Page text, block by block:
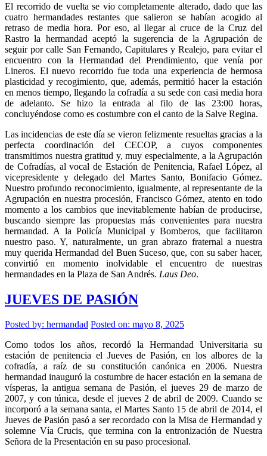
El recorrido de vuelta se vio completamente alterado, dado que las
cuatro hermandades restantes que salieron se habían acogido al
retraso de media hora. Por eso, al llegar al cruce de la Cruz del
Rastro la hermandad aceptó la sugerencia de la Agrupación de
seguir por calle San Fernando, Capitulares y Realejo, para evitar el
encuentro con la Hermandad del Prendimiento, que venía por
Lineros. El nuevo recorrido fue toda una experiencia de hermosa
plasticidad y recogimiento, que, además, permitió hacer la estación
en menos tiempo, llegando la cofradía a su sede con casi media hora
de adelanto. Se hizo la entrada al filo de las 23:00 horas,
concluyéndose como es costumbre con el canto de la Salve Regina.
Las incidencias de este día se vieron felizmente resueltas gracias a la
perfecta coordinación del CECOP, a cuyos componentes
transmitimos nuestra gratitud y, muy especialmente, a la Agrupación
de Cofradías, al vocal de Estación de Penitencia, Rafael López, al
vicepresidente y delegado del Martes Santo, Bonifacio Gómez.
Nuestro profundo reconocimiento, igualmente, al representante de la
Agrupación en nuestra procesión, Francisco Gómez, atento en todo
momento a los cambios que inevitablemente habían de producirse,
buscando siempre las propuestas más convenientes para nuestra
hermandad. A la Policía Municipal y Bomberos, que facilitaron
nuestro paso. Y, naturalmente, un gran abrazo fraternal a nuestra
muy querida Hermandad del Buen Suceso, que, con su saber hacer,
convirtió en momento inolvidable el encuentro de nuestras
hermandades en la Plaza de San Andrés. Laus Deo.
JUEVES DE PASIÓN
Posted by: hermandad Posted on: mayo 8, 2025
Como todos los años, recordó la Hermandad Universitaria su
estación de penitencia el Jueves de Pasión, en los albores de la
cofradía, a raíz de su constitución canónica en 2006. Nuestra
hermandad inauguró la costumbre de hacer estación en la semana de
vísperas, la antigua semana de Pasión, el jueves 29 de marzo de
2007, y con túnica, desde el jueves 2 de abril de 2009. Cuando se
incorporó a la semana santa, el Martes Santo 15 de abril de 2014, el
Jueves de Pasión pasó a ser recordado con la Misa de Hermandad y
solemne Vía Crucis, que termina con la entronización de Nuestra
Señora de la Presentación en su paso procesional.